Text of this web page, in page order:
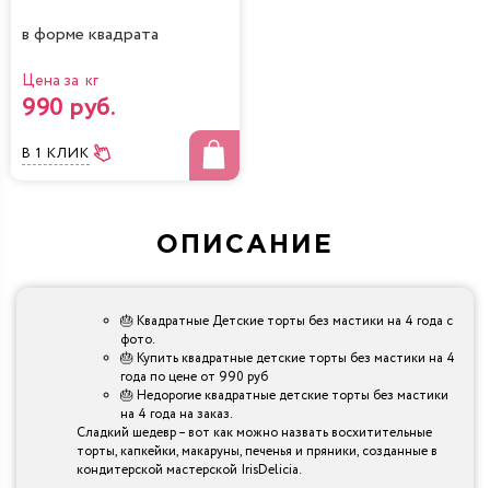
в форме квадрата
Цена за кг
990 руб.
В 1 КЛИК
ОПИСАНИЕ
🎂 Квадратные Детские торты без мастики на 4 года с
фото.
🎂 Купить квадратные детские торты без мастики на 4
года по цене от 990 руб
🎂 Недорогие квадратные детские торты без мастики
на 4 года на заказ.
Сладкий шедевр – вот как можно назвать восхитительные
торты, капкейки, макаруны, печенья и пряники, созданные в
кондитерской мастерской IrisDelicia.